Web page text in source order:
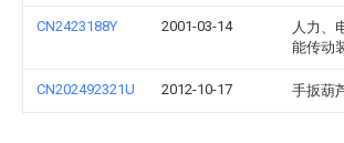
CN2423188Y 2001-03-14
人力、
能传动
CN202492321U 2012-10-17 手扳葫